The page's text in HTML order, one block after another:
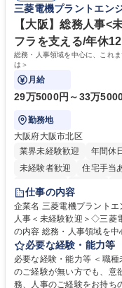
へ配属。※業務内容変更の範囲：会社
ープ】総合職（事務）◇残
事業の他、新宿駅西口広場
イン」の管理運営を行う
います。 学歴・資格 学歴：大学院 大学 高専 短大 専修学校 高校 語学力：
資格：
三菱電機プラントエン
【大阪】総務人事<
フラを支える/年休
総務・人事領域を中心に、これ
は＞
月給
29万5000円～33万
勤務地
大阪府大阪市北区
業界未経験歓迎
年間休
未経験者歓迎
住宅手当
退職金あり
駅近5分以内
土日祝休み
仕事の内容
企業名 三菱電機プラントエンジニア
人事＜未経験歓迎＞◇三菱電
の内容 総務・人事領域を
します。 ＜具体的には＞ ・総務/人事労務（給与・社保・勤怠管理など）
・採用・教育研修 ・福利
採用や教育等の業務内容に
出張もございます。 ※担当
必要な経験・能力等
必要な経験・能力等 ＜職
のご経験が無い方でも、意
務、人事のご経験をお持ちの方（業界不問